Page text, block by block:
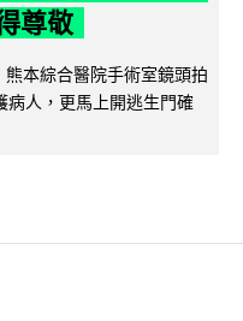
尊敬
本綜合醫院手術室鏡頭拍
人，更馬上開逃生門確